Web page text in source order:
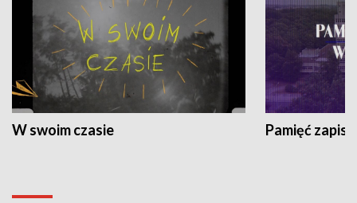
W swoim czasie Pamięć